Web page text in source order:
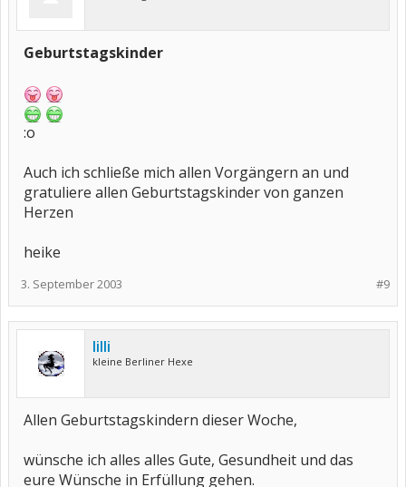
Geburtstagskinder
:o
Auch ich schließe mich allen Vorgängern an und
gratuliere allen Geburtstagskinder von ganzen
Herzen
heike
#9
3. September 2003
lilli
kleine Berliner Hexe
Allen Geburtstagskindern dieser Woche,
wünsche ich alles alles Gute, Gesundheit und das
eure Wünsche in Erfüllung gehen.